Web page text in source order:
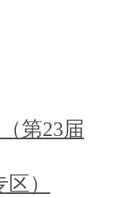
第23届
）